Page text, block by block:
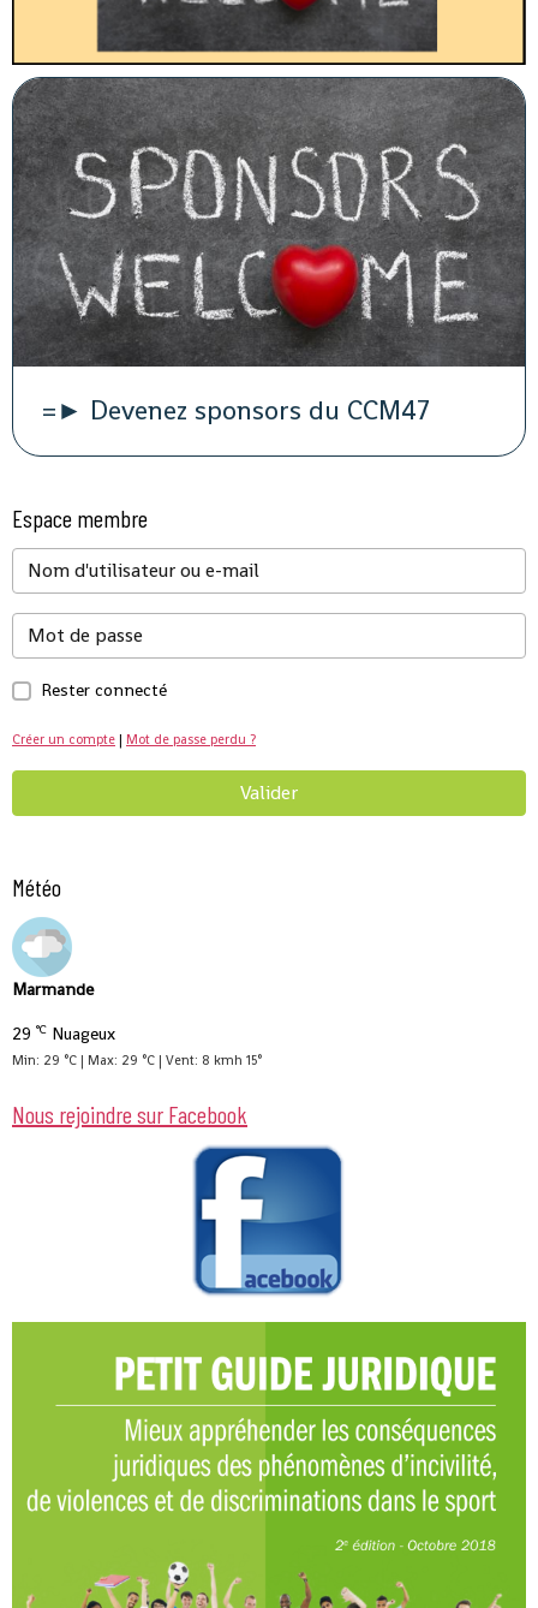
=► Devenez sponsors du CCM47
Espace membre
Rester connecté
Créer un compte | Mot de passe perdu ?
Valider
Météo
Marmande
29 °C Nuageux
Min: 29 °C | Max: 29 °C | Vent: 8 kmh 15°
Nous rejoindre sur Facebook